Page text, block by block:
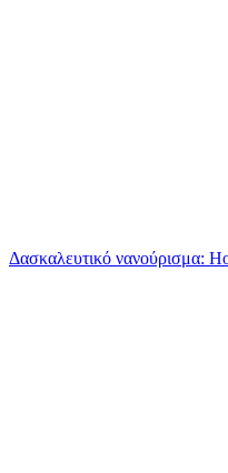
Δασκαλευτικό νανούρισμα: